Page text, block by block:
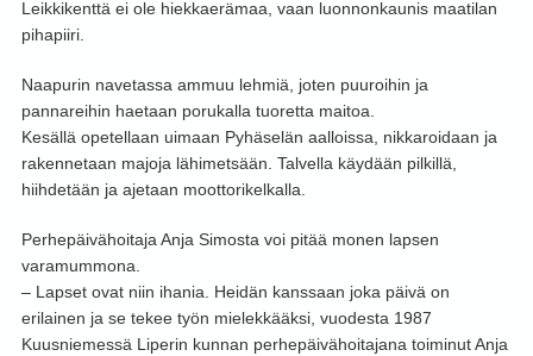
Leikkikenttä ei ole hiekkaerämaa, vaan luonnonkaunis maatilan
pihapiiri.
Naapurin navetassa ammuu lehmiä, joten puuroihin ja
pannareihin haetaan porukalla tuoretta maitoa.
Kesällä opetellaan uimaan Pyhäselän aalloissa, nikkaroidaan ja
rakennetaan majoja lähimetsään. Talvella käydään pilkillä,
hiihdetään ja ajetaan moottorikelkalla.
Perhepäivähoitaja Anja Simosta voi pitää monen lapsen
varamummona.
– Lapset ovat niin ihania. Heidän kanssaan joka päivä on
erilainen ja se tekee työn mielekkääksi, vuodesta 1987
Kuusniemessä Liperin kunnan perhepäivähoitajana toiminut Anja